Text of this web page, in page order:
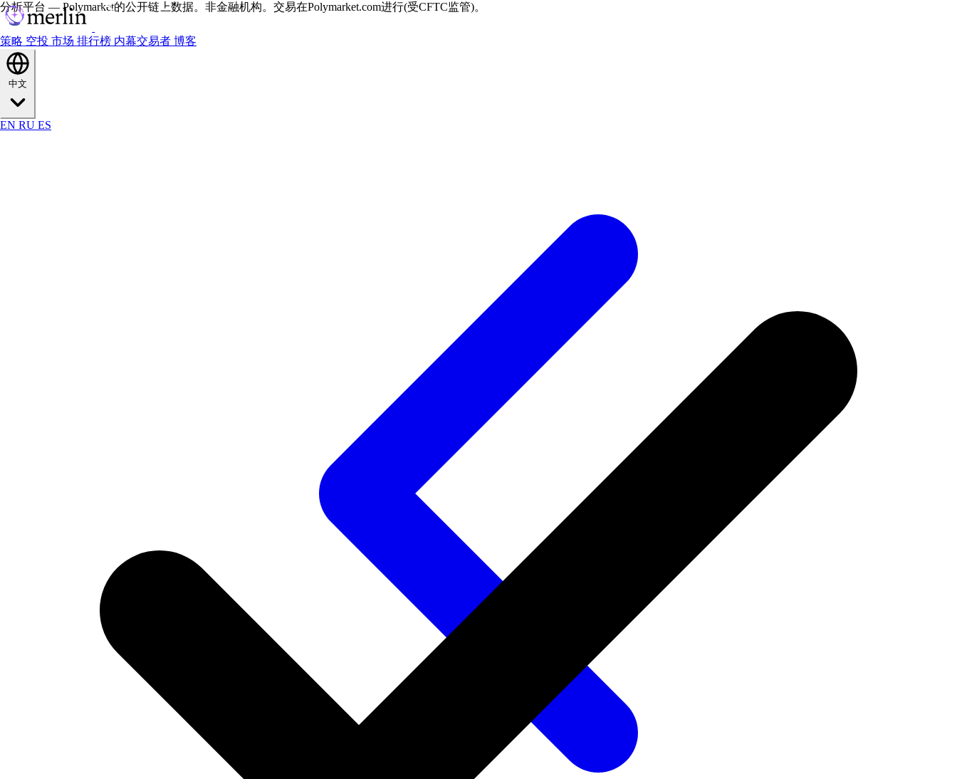
策略 空投 市场 排行榜 内幕交易者 博客
EN RU ES
分析平台 — Polymarket的公开链上数据。非金融机构。交易在Polymarket.com进行(受CFTC监管)。